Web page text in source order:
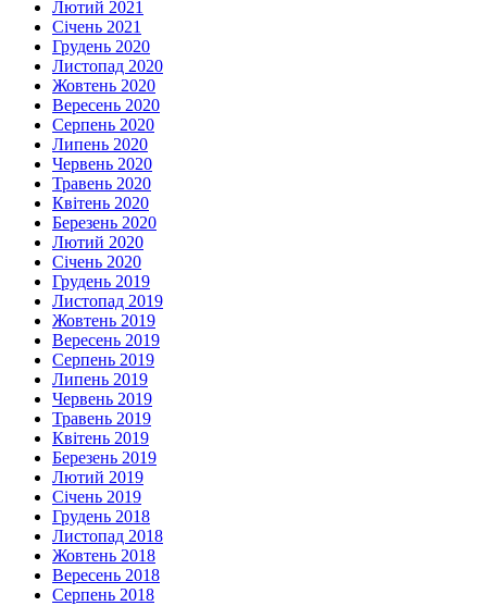
Лютий 2021
Січень 2021
Грудень 2020
Листопад 2020
Жовтень 2020
Вересень 2020
Серпень 2020
Липень 2020
Червень 2020
Травень 2020
Квітень 2020
Березень 2020
Лютий 2020
Січень 2020
Грудень 2019
Листопад 2019
Жовтень 2019
Вересень 2019
Серпень 2019
Липень 2019
Червень 2019
Травень 2019
Квітень 2019
Березень 2019
Лютий 2019
Січень 2019
Грудень 2018
Листопад 2018
Жовтень 2018
Вересень 2018
Серпень 2018